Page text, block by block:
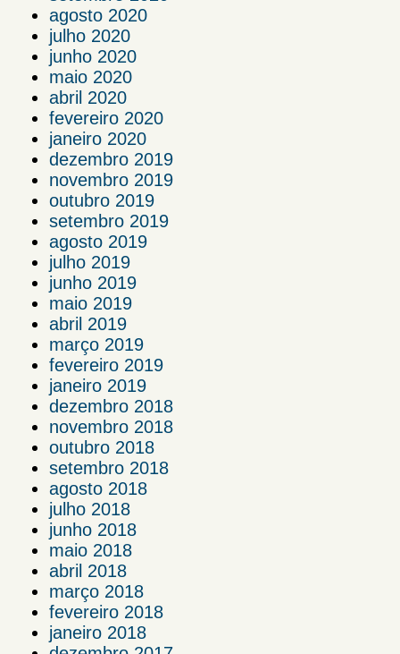
agosto 2020
julho 2020
junho 2020
maio 2020
abril 2020
fevereiro 2020
janeiro 2020
dezembro 2019
novembro 2019
outubro 2019
setembro 2019
agosto 2019
julho 2019
junho 2019
maio 2019
abril 2019
março 2019
fevereiro 2019
janeiro 2019
dezembro 2018
novembro 2018
outubro 2018
setembro 2018
agosto 2018
julho 2018
junho 2018
maio 2018
abril 2018
março 2018
fevereiro 2018
janeiro 2018